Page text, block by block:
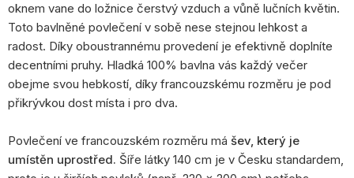
oknem vane do ložnice čerstvý vzduch a vůně lučních květin.
Toto bavlněné povlečení v sobě nese stejnou lehkost a
radost. Díky oboustrannému provedení je efektivně doplníte
decentními pruhy. Hladká 100% bavlna vás každý večer
obejme svou hebkostí, díky francouzskému rozměru je pod
přikrývkou dost místa i pro dva.
Povlečení ve francouzském rozměru má šev, který je
umístěn uprostřed. Šíře látky 140 cm je v Česku standardem,